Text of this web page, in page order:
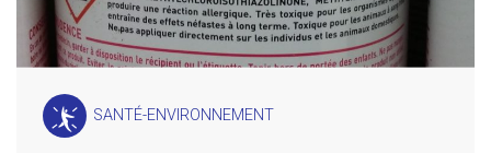
SANTÉ-ENVIRONNEMENT